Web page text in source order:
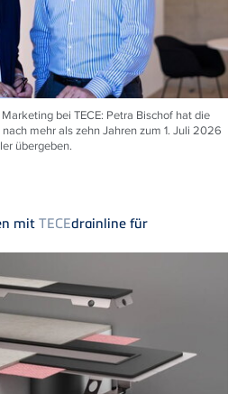
bei TECE: Petra Bischof hat die
mehr als zehn Jahren zum 1. Juli 2026
übergeben.
mit TECEdrainline für